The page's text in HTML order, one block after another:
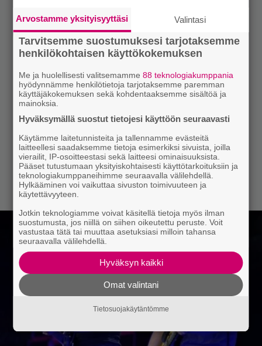
Arvostamme yksityisyyttäsi Valintasi
Tarvitsemme suostumuksesi tarjotaksemme
henkilökohtaisen käyttökokemuksen
Me ja huolellisesti valitsemamme88 teknologiakumppania
hyödynnämme henkilötietoja tarjotaksemme paremman
käyttäjäkokemuksen sekä kohdentaaksemme sisältöä ja
mainoksia.
Hyväksymällä suostut tietojesi käyttöön seuraavasti
Käytämme laitetunnisteita ja tallennamme evästeitä
laitteellesi saadaksemme tietoja esimerkiksi sivuista, joilla
vierailit, IP-osoitteestasi sekä laitteesi ominaisuuksista.
Pääset tutustumaan yksityiskohtaisesti käyttötarkoituksiin ja
teknologiakumppaneihimme seuraavalla välilehdellä.
Hylkääminen voi vaikuttaa sivuston toimivuuteen ja
käytettävyyteen.
Jotkin teknologiamme voivat käsitellä tietoja myös ilman
suostumusta, jos niillä on siihen oikeutettu peruste. Voit
vastustaa tätä tai muuttaa asetuksiasi milloin tahansa
seuraavalla välilehdellä.
Hyväksyn kaikki
Omat valintani
Tietosuojakäytäntömme